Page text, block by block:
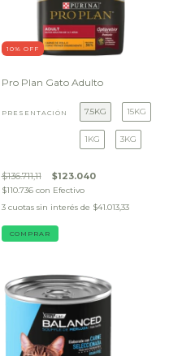
10% OFF
Pro Plan Gato Adulto
PRESENTACIÓN 7.5KG 15KG
1KG 3KG
$136.711,11 $123.040
$110.736 con Efectivo
3 cuotas sin interés de $41.013,33
COMPRAR